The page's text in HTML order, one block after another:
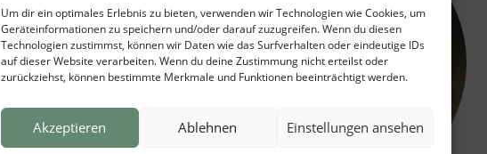
Um dir ein optimales Erlebnis zu bieten, verwenden wir Technologien wie Cookies, um
Geräteinformationen zu speichern und/oder darauf zuzugreifen. Wenn du diesen
Technologien zustimmst, können wir Daten wie das Surfverhalten oder eindeutige IDs
auf dieser Website verarbeiten. Wenn du deine Zustimmung nicht erteilst oder
zurückziehst, können bestimmte Merkmale und Funktionen beeinträchtigt werden.
Akzeptieren Ablehnen Einstellungen ansehen
katzen aus